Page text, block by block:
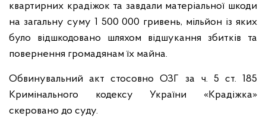
квартирних крадіжок та завдали матеріальної шкоди
на загальну суму 1 500 000 гривень, мільйон із яких
було відшкодовано шляхом відшукання збитків та
повернення громадянам їх майна.
Обвинувальний акт стосовно ОЗГ за ч. 5 ст. 185
Кримінального кодексу України «Крадіжка»
скеровано до суду.